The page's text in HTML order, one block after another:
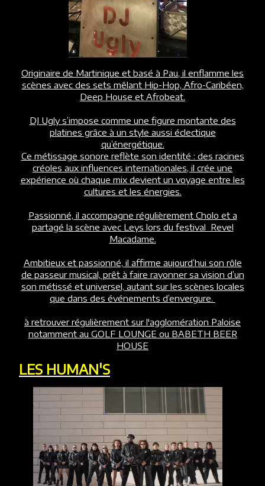
Originaire de Martinique et basé à Pau, il enflamme les
scènes avec des sets mêlant Hip-Hop, Afro-Caribéen,
Deep House et Afrobeat.
DJ Ugly s’impose comme une figure montante des
platines grâce à un style aussi éclectique
qu’énergétique.
Ce métissage sonore reflète son identité : des racines
créoles aux influences internationales, il crée une
expérience où chaque mix devient un voyage entre les
cultures et les énergies.
Passionné, il accompagne régulièrement Cholo et a
partagé la scène avec Leys lors du festival Revel
Macadame.
Ambitieux et passionné, il affirme aujourd’hui son rôle
de passeur musical, prêt à faire rayonner sa vision d’un
son métissé et universel, autant sur les scènes locales
que dans des événements d’envergure.
à retrouver régulièrement sur l'agglomération Paloise
notamment au GOLF LOUNGE ou BABETH BEER
HOUSE
LES HUMAN'S